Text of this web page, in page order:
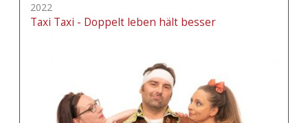
2022
Taxi Taxi - Doppelt leben hält besser